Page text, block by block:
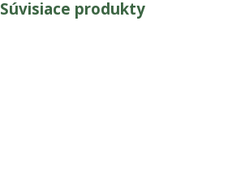
Súvisiace produkty